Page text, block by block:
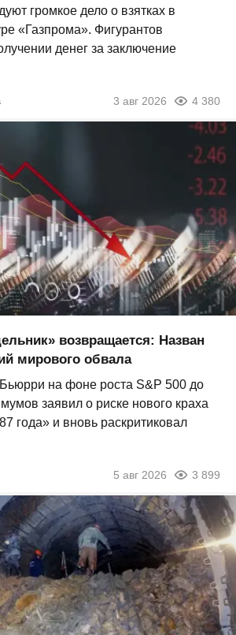
громкое дело о взятках в
«Газпрома». Фигурантов
денег за заключение
3 авг 2026 4 380
возвращается: Назван
мирового обвала
на фоне роста S&P 500 до
заявил о риске нового краха
года» и вновь раскритиковал
5 авг 2026 3 899